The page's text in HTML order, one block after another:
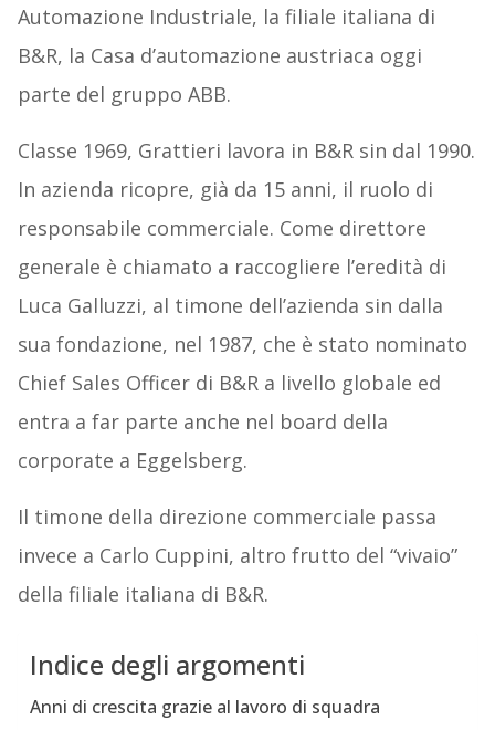
Automazione Industriale, la filiale italiana di
B&R, la Casa d’automazione austriaca oggi
parte del gruppo ABB.
Classe 1969, Grattieri lavora in B&R sin dal 1990.
In azienda ricopre, già da 15 anni, il ruolo di
responsabile commerciale. Come direttore
generale è chiamato a raccogliere l’eredità di
Luca Galluzzi, al timone dell’azienda sin dalla
sua fondazione, nel 1987, che è stato nominato
Chief Sales Officer di B&R a livello globale ed
entra a far parte anche nel board della
corporate a Eggelsberg.
Il timone della direzione commerciale passa
invece a Carlo Cuppini, altro frutto del “vivaio”
della filiale italiana di B&R.
Indice degli argomenti
Anni di crescita grazie al lavoro di squadra